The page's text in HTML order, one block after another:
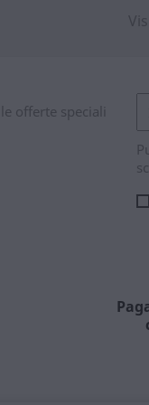
offerte speciali